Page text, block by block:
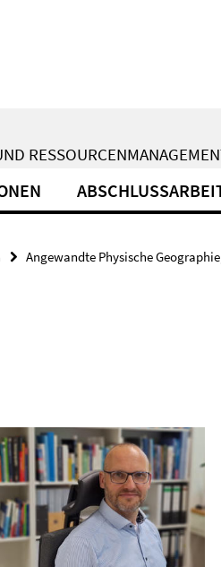
Angewandte Physische